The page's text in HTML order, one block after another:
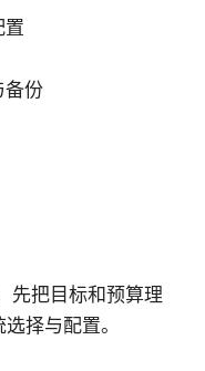
置
备份
先把目标和预算理
择与配置。